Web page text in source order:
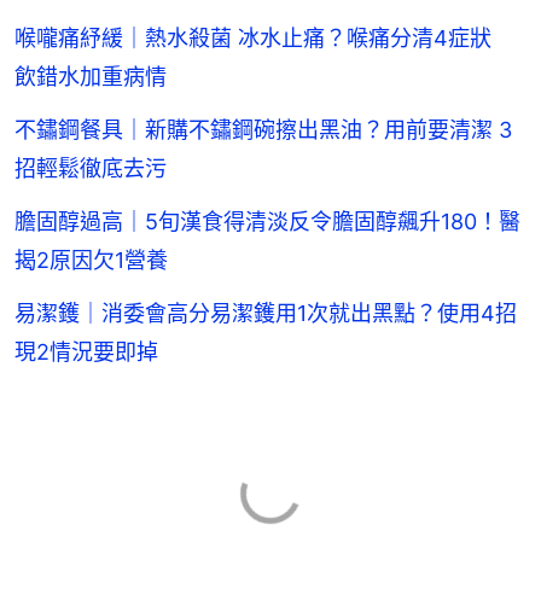
喉嚨痛紓緩｜熱水殺菌 冰水止痛？喉痛分清4症狀
飲錯水加重病情
不鏽鋼餐具｜新購不鏽鋼碗擦出黑油？用前要清潔 3
招輕鬆徹底去污
膽固醇過高｜5旬漢食得清淡反令膽固醇飆升180！醫
揭2原因欠1營養
易潔鑊｜消委會高分易潔鑊用1次就出黑點？使用4招
現2情況要即掉